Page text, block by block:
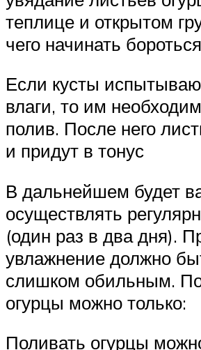
теплице и открытом
чего начинать
Если кусты
влаги, то им
полив. После него
и придут в тонус
В дальнейшем будет
осуществлять
(один раз в два дня).
увлажнение должно
слишком обильным.
огурцы можно только:
Поливать огурцы